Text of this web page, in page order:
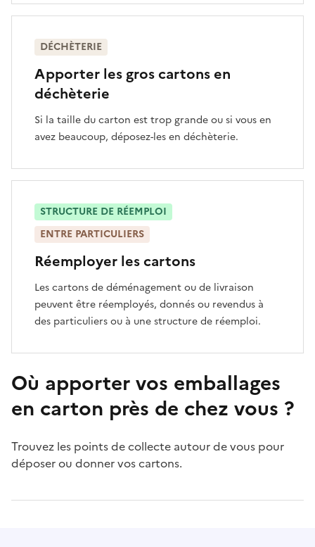
Apporter les gros cartons en
déchèterie
Si la taille du carton est trop grande ou si vous en
avez beaucoup, déposez-les en déchèterie.
DÉCHÈTERIE
Réemployer les cartons
Les cartons de déménagement ou de livraison
peuvent être réemployés, donnés ou revendus à
des particuliers ou à une structure de réemploi.
STRUCTURE DE RÉEMPLOI
ENTRE PARTICULIERS
Où apporter vos emballages
en carton près de chez vous ?
Trouvez les points de collecte autour de vous pour
déposer ou donner vos cartons.